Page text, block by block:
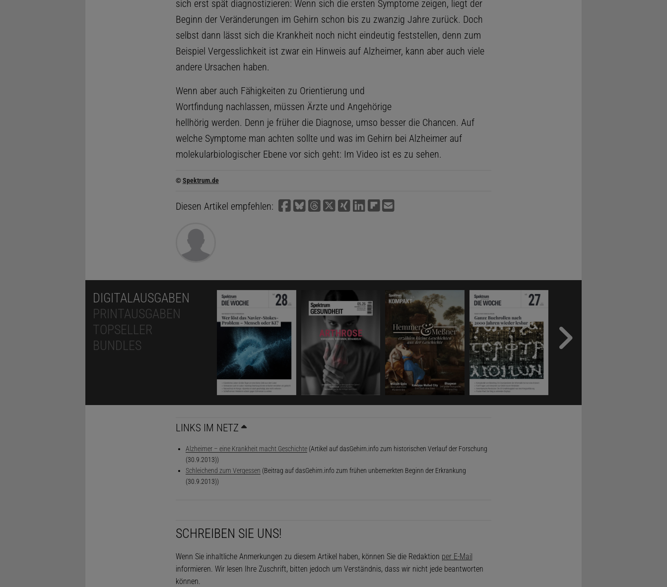
sich erst spät diagnostizieren: Wenn sich die ersten Symptome zeigen, liegt der
Beginn der Veränderungen im Gehirn schon bis zu zwanzig Jahre zurück. Doch
selbst dann lässt sich die Krankheit noch nicht eindeutig feststellen, denn zum
Beispiel Vergesslichkeit ist zwar ein Hinweis auf Alzheimer, kann aber auch viele
andere Ursachen haben.
Wenn aber auch Fähigkeiten zu Orientierung und
Wortfindung nachlassen, müssen Ärzte und Angehörige
hellhörig werden. Denn je früher die Diagnose, umso besser die Chancen. Auf
welche Symptome man achten sollte und was im Gehirn bei Alzheimer auf
molekularbiologischer Ebene vor sich geht: Im Video ist es zu sehen.
©Spektrum.de
Diesen Artikel empfehlen:
DIGITALAUSGABEN
PRINTAUSGABEN
TOPSELLER
BUNDLES
LINKS IM NETZ
Alzheimer – eine Krankheit macht Geschichte(Artikel auf dasGehirn.info zum historischen Verlauf der Forschung
(30.9.2013))
Schleichend zum Vergessen (Beitrag auf dasGehirn.info zum frühen unbemerkten Beginn der Erkrankung
(30.9.2013))
SCHREIBEN SIE UNS!
Wenn Sie inhaltliche Anmerkungen zu diesem Artikel haben, können Sie die Redaktion per E-Mail
informieren. Wir lesen Ihre Zuschrift, bitten jedoch um Verständnis, dass wir nicht jede beantworten
können.